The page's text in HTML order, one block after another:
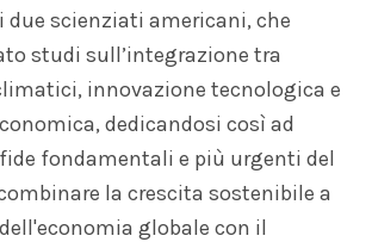
due scienziati americani, che
studi sull’integrazione tra
innovazione tecnologica e
dedicandosi così ad
fondamentali e più urgenti del
la crescita sostenibile a
globale con il